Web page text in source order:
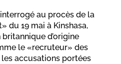
au procès de la
du 19 mai à Kinshasa,
d’origine
le «recruteur» des
accusations portées